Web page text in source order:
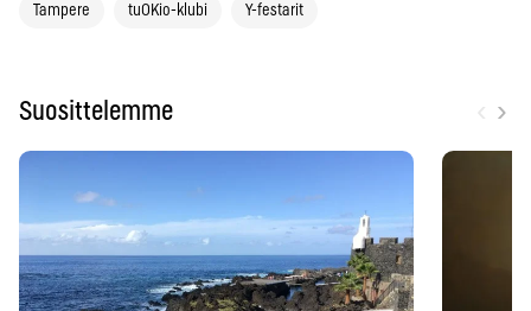
Tampere tuOKio-klubi Y-festarit
Suosittelemme ›